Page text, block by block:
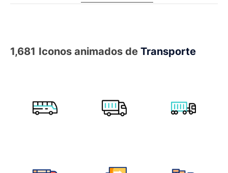
1,681 Iconos animados de Transporte